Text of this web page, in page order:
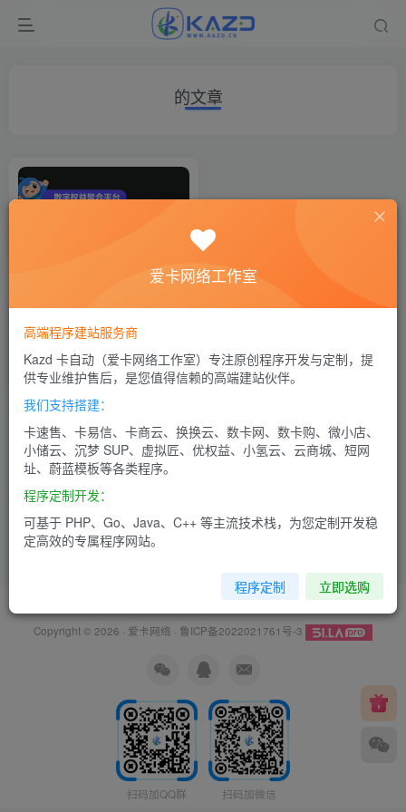
的文章
数字权益聚合平台，让虚拟商
4个月前 5
关于我们
Copyright © 2026 · 爱卡网络 · 鲁ICP备2022021761号-3
扫码加QQ群 扫码加微信
爱卡网络工作室
高端程序建站服务商
Kazd 卡自动（爱卡网络工作室）专注原创程序开发与定制，提
供专业维护售后，是您值得信赖的高端建站伙伴。
我们支持搭建：
卡速售、卡易信、卡商云、换换云、数卡网、数卡购、微小店、
小储云、沉梦 SUP、虚拟匠、优权益、小氢云、云商城、短网
址、蔚蓝模板等各类程序。
程序定制开发：
可基于 PHP、Go、Java、C++ 等主流技术栈，为您定制开发稳
定高效的专属程序网站。
程序定制 立即选购